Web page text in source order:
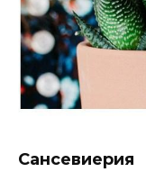
Сансевиерия